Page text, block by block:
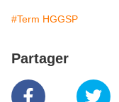
#Term HGGSP
Partager